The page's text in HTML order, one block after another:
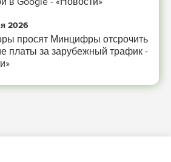
и очень не люблю, когда их дают мне.
2026
просят Минцифры отсрочить
платы за зарубежный трафик -